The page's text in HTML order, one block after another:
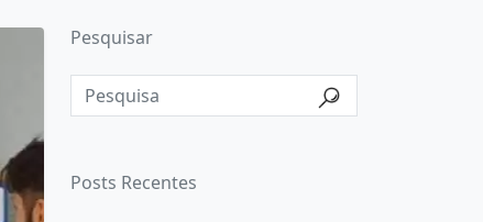
Pesquisar
Posts Recentes